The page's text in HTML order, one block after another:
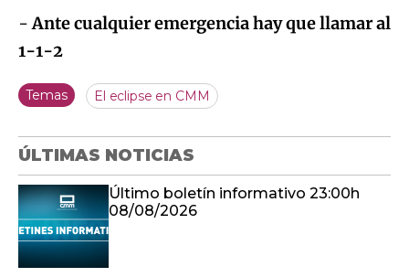
-Ante cualquier emergencia hay que llamar al
1-1-2
Temas El eclipse en CMM
ÚLTIMAS NOTICIAS
Último boletín informativo 23:00h
08/08/2026